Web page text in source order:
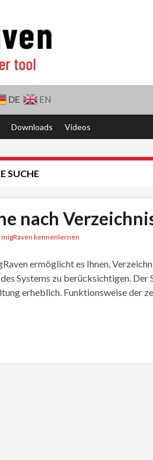
DE EN
Downloads Videos
SUCHE
nach
migRaven kennenlernen
ermöglicht es Ihnen,
Systems zu berücksichtigen.
erheblich. Funktionsweise der